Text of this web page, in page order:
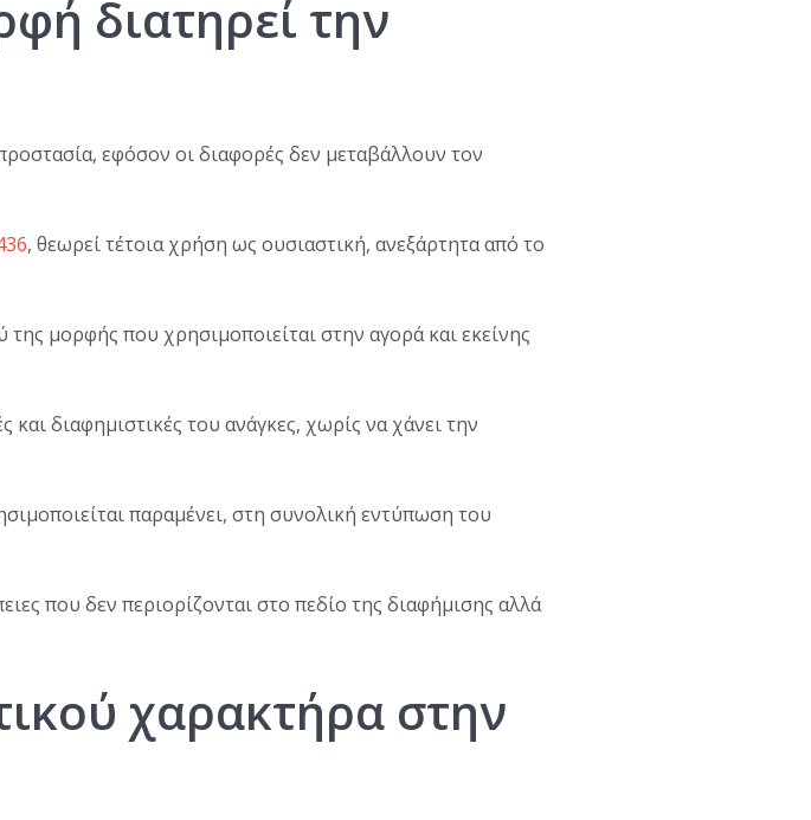
διατηρεί την
εφόσον οι διαφορές δεν μεταβάλλουν τον
, θεωρεί τέτοια χρήση ως ουσιαστική, ανεξάρτητα από το
μορφής που χρησιμοποιείται στην αγορά και εκείνης
διαφημιστικές του ανάγκες, χωρίς να χάνει την
παραμένει, στη συνολική εντύπωση του
που δεν περιορίζονται στο πεδίο της διαφήμισης αλλά
χαρακτήρα στην